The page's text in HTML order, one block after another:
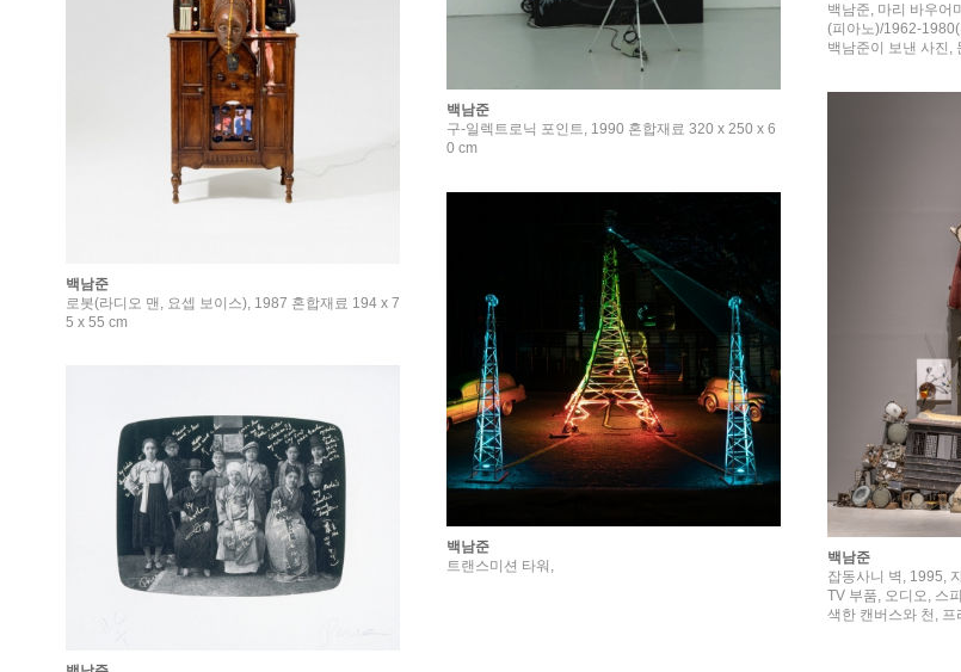
백남준, 마리 바우어
(피아노)/1962-
백남준이 보낸 사진,
백남준
구-일렉트로닉 포인트, 1990 혼합재료 320 x 250 x 6
0 cm
백남준
로봇(라디오 맨, 요셉 보이스), 1987 혼합재료 194 x 7
5 x 55 cm
백남준
잡동사니 벽, 1995,
TV 부품, 오디오, 스
색한 캔버스와 천, 프
백남준
트랜스미션 타워,